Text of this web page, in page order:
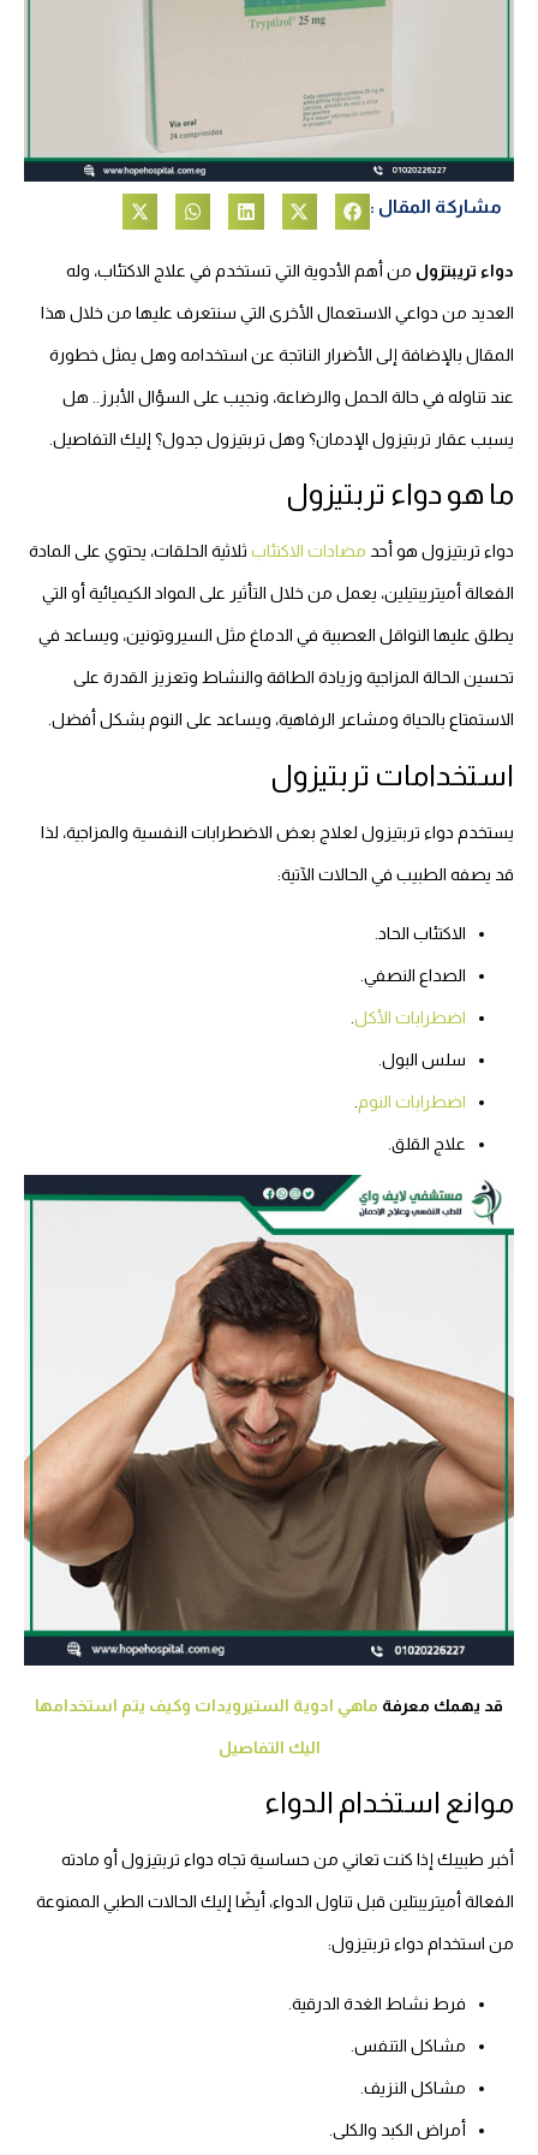
مشاركة المقال :
دواء تريبتزول من أهم الأدوية التي تستخدم في علاج الاكتئاب، وله
العديد من دواعي الاستعمال الأخرى التي سنتعرف عليها من خلال هذا
المقال بالإضافة إلى الأضرار الناتجة عن استخدامه وهل يمثل خطورة
عند تناوله في حالة الحمل والرضاعة، ونجيب على السؤال الأبرز.. هل
يسبب عقار تربتيزول الإدمان؟ وهل تربتيزول جدول؟ إليك التفاصيل.
ما هو دواء تربتيزول
دواء تربتيزول هو أحد مضادات الاكتئاب ثلاثية الحلقات، يحتوي على المادة
الفعالة أميتريبتيلين، يعمل من خلال التأثير على المواد الكيميائية أو التي
يطلق عليها النواقل العصبية في الدماغ مثل السيروتونين، ويساعد في
تحسين الحالة المزاجية وزيادة الطاقة والنشاط وتعزيز القدرة على
الاستمتاع بالحياة ومشاعر الرفاهية، ويساعد على النوم بشكل أفضل.
استخدامات تربتيزول
يستخدم دواء تربتيزول لعلاج بعض الاضطرابات النفسية والمزاجية، لذا
قد يصفه الطبيب في الحالات الآتية:
الاكتئاب الحاد.
الصداع النصفي.
اضطرابات الأكل
سلس البول.
اضطرابات النوم
علاج القلق.
قد يهمك معرفة ماهي ادوية الستيرويدات وكيف يتم استخدامها
اليك التفاصيل
موانع استخدام الدواء
أخبر طبيبك إذا كنت تعاني من حساسية تجاه دواء تربتيزول أو مادته
الفعالة أميتريبتلين قبل تناول الدواء، أيضًا إليك الحالات الطبي الممنوعة
من استخدام دواء تربتيزول:
فرط نشاط الغدة الدرقية.
مشاكل التنفس.
مشاكل النزيف.
أمراض الكبد والكلى.